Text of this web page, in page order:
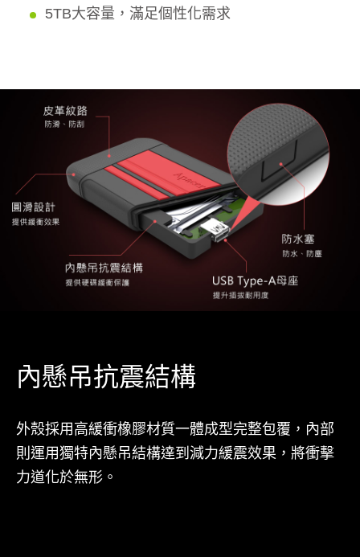
5TB大容量，滿足個性化需求
內懸吊抗震結構
外殼採用高緩衝橡膠材質一體成型完整包覆，內部
則運用獨特內懸吊結構達到減力緩震效果，將衝擊
力道化於無形。